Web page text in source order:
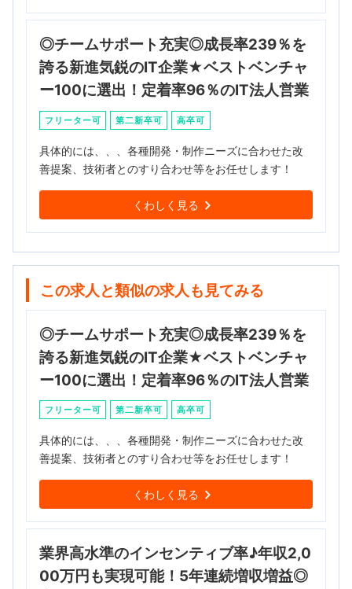
◎チームサポート充実◎成長率239％を
誇る新進気鋭のIT企業★ベストベンチャ
ー100に選出！定着率96％のIT法人営業
フリーター可 第二新卒可 高卒可
具体的には、、、各種開発・制作ニーズに合わせた改
善提案、技術者とのすり合わせ等をお任せします！
くわしく見る
この求人と類似の求人も見てみる
◎チームサポート充実◎成長率239％を
誇る新進気鋭のIT企業★ベストベンチャ
ー100に選出！定着率96％のIT法人営業
フリーター可 第二新卒可 高卒可
具体的には、、、各種開発・制作ニーズに合わせた改
善提案、技術者とのすり合わせ等をお任せします！
くわしく見る
業界高水準のインセンティブ率♪年収2,0
00万円も実現可能！5年連続増収増益◎